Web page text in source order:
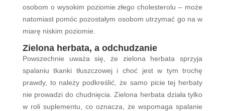
osobom o wysokim poziomie złego cholesterolu – może
natomiast pomóc pozostałym osobom utrzymać go na w
miarę niskim poziomie.
Zielona herbata, a odchudzanie
Powszechnie uważa się, że zielona herbata sprzyja
spalaniu tkanki tłuszczowej i choć jest w tym trochę
prawdy, to należy podkreślić, że samo picie tej herbaty
nie prowadzi do chudnięcia. Zielona herbata działa tylko
w roli suplementu, co oznacza, że wspomaga spalanie